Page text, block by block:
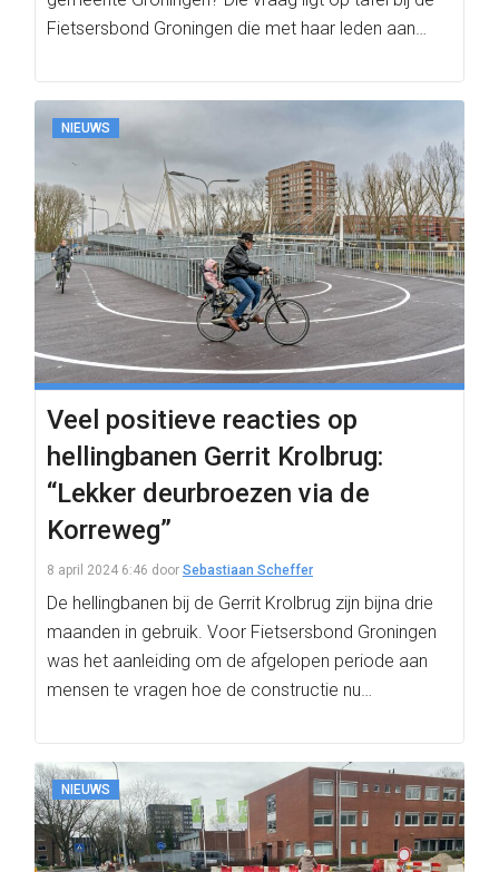
Fietsersbond Groningen die met haar leden aan…
NIEUWS
Veel positieve reacties op
hellingbanen Gerrit Krolbrug:
“Lekker deurbroezen via de
Korreweg”
8 april 2024 6:46 door Sebastiaan Scheffer
De hellingbanen bij de Gerrit Krolbrug zijn bijna drie
maanden in gebruik. Voor Fietsersbond Groningen
was het aanleiding om de afgelopen periode aan
mensen te vragen hoe de constructie nu…
NIEUWS